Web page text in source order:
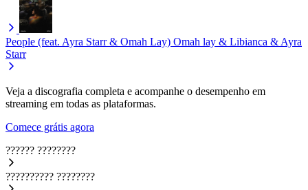
People (feat. Ayra Starr & Omah Lay) Omah lay & Libianca & Ayra
Starr
Veja a discografia completa e acompanhe o desempenho em
streaming em todas as plataformas.
Comece grátis agora
?????? ????????
?????????? ????????